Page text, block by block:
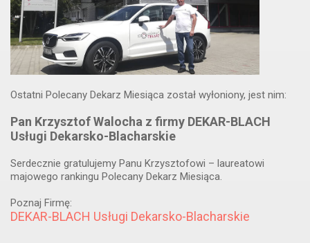
Ostatni Polecany Dekarz Miesiąca został wyłoniony, jest nim:
Pan Krzysztof Walocha z firmy DEKAR-BLACH
Usługi Dekarsko-Blacharskie
Serdecznie gratulujemy Panu Krzysztofowi – laureatowi
majowego rankingu Polecany Dekarz Miesiąca.
Poznaj Firmę:
DEKAR-BLACH Usługi Dekarsko-Blacharskie